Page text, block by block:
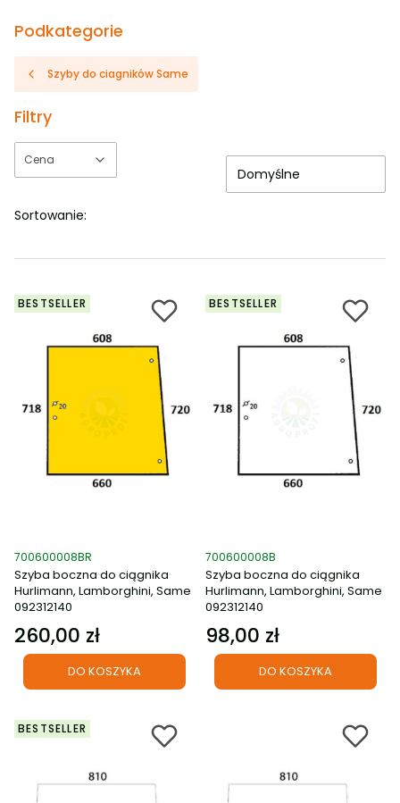
Podkategorie
Szyby do ciagników Same
Filtry
Cena
Sortowanie:
Domyślne
BESTSELLER
Kod produktu
700600008BR
Szyba boczna do ciągnika
Hurlimann, Lamborghini, Same
092312140
Cena
260,00 zł
DO KOSZYKA
BESTSELLER
Kod produktu
700600008B
Szyba boczna do ciągnika
Hurlimann, Lamborghini, Same
092312140
Cena
98,00 zł
DO KOSZYKA
BESTSELLER